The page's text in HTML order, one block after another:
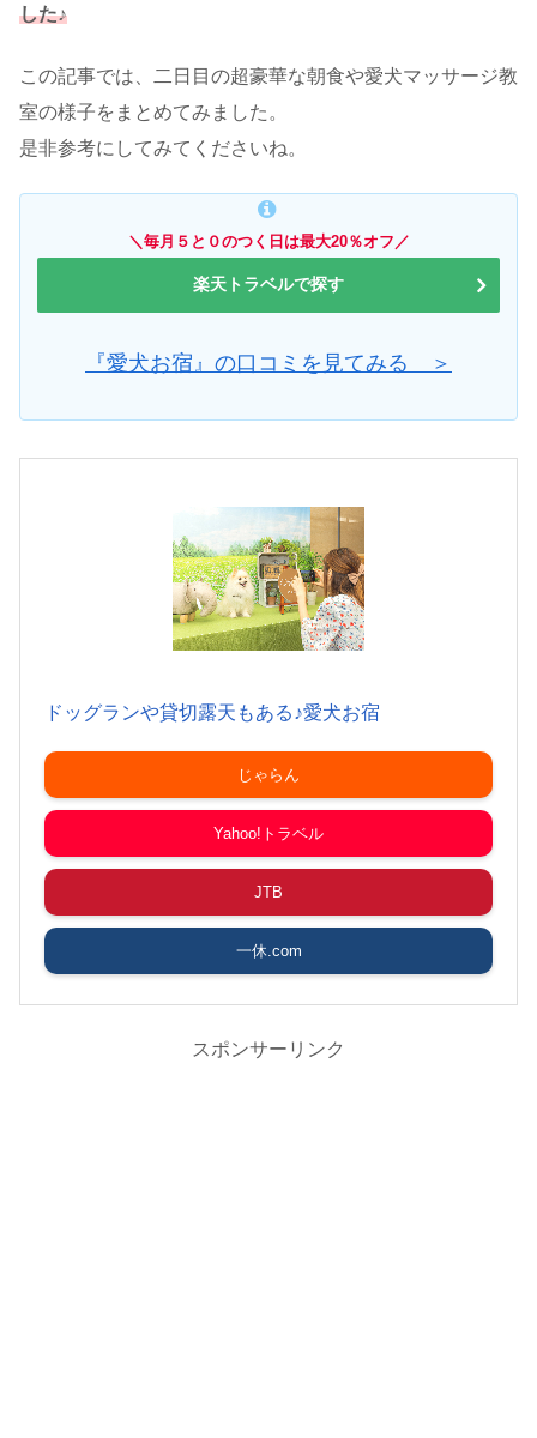
した♪
この記事では、二日目の超豪華な朝食や愛犬マッサージ教
室の様子をまとめてみました。
是非参考にしてみてくださいね。
＼毎月５と０のつく日は最大20％オフ／
楽天トラベルで探す
『愛犬お宿』の口コミを見てみる ＞
ドッグランや貸切露天もある♪愛犬お宿
じゃらん
Yahoo!トラベル
JTB
一休.com
スポンサーリンク